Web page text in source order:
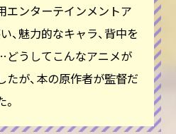
エンターテインメントア
、魅力的なキャラ、背中を
うしてこんなアニメが
が、本の原作者が監督だ